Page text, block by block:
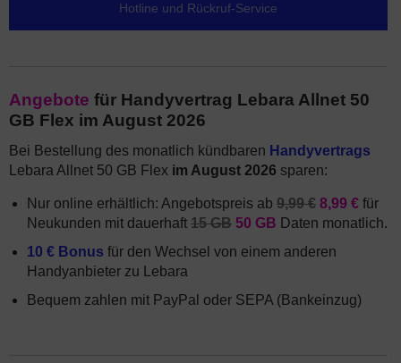
Hotline und Rückruf-Service
Angebote für Handyvertrag Lebara Allnet 50
GB Flex im August 2026
Bei Bestellung des monatlich kündbaren Handyvertrags
Lebara Allnet 50 GB Flex im August 2026 sparen:
Nur online erhältlich: Angebotspreis ab 9,99 € 8,99 € für
Neukunden mit dauerhaft 15 GB 50 GB Daten monatlich.
10 € Bonus für den Wechsel von einem anderen
Handyanbieter zu Lebara
Bequem zahlen mit PayPal oder SEPA (Bankeinzug)